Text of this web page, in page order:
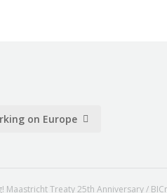
on Europe
Maastricht Treaty 25th Anniversary /